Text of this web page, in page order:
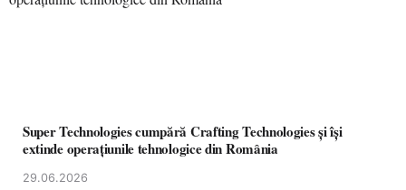
Super Technologies cumpără Crafting Technologies și își
extinde operațiunile tehnologice din România
29.06.2026